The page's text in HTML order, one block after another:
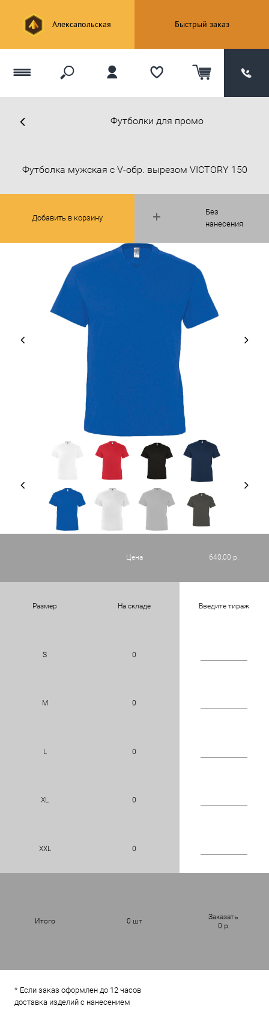
Алексапольская Быстрый заказ
Футболки для промо
Без
нанесения
Футболка мужская с V-обр. вырезом VICTORY 150
Добавить в корзину
Цена 640,00 р.
Размер На складе Введите тираж
S 0
M 0
L 0
XL 0
XXL 0
Итого 0 шт
Заказать
0 р.
* Если заказ оформлен до 12 часов
доставка изделий с нанесением